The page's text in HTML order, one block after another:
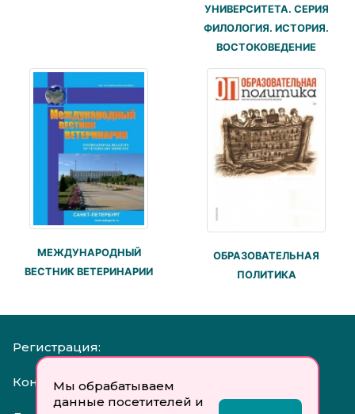
Мы обрабатываем
данные посетителей и
УНИВЕРСИТЕТА. СЕРИЯ
ФИЛОЛОГИЯ. ИСТОРИЯ.
ВОСТОКОВЕДЕНИЕ
МЕЖДУНАРОДНЫЙ
ВЕСТНИК ВЕТЕРИНАРИИ
ОБРАЗОВАТЕЛЬНАЯ
ПОЛИТИКА
Регистрация:
Контакты: